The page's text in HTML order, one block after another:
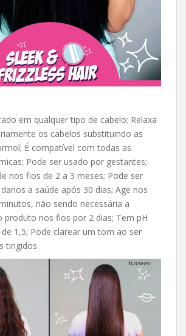
em qualquer tipo de cabelo; Relaxa
os cabelos substituindo as
É compatível com todas as
Pode ser usado por gestantes;
nos fios de 2 a 3 meses; Pode ser
a saúde após 30 dias; Age nos
não sendo necessária a
produto nos fios por 2 dias; Tem pH
1,5; Pode clarear um tom ao ser
tingidos.